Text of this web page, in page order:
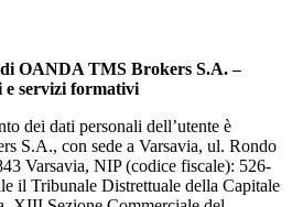
OANDA TMS Brokers S.A. –
e servizi formativi
dei dati personali dell’utente è
S.A., con sede a Varsavia, ul. Rondo
Varsavia, NIP (codice fiscale): 526-
il Tribunale Distrettuale della Capitale